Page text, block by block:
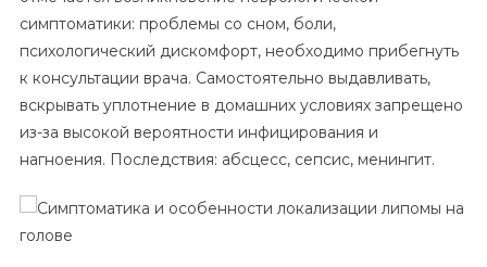
симптоматики: проблемы со сном, боли,
психологический дискомфорт, необходимо прибегнуть
к консультации врача. Самостоятельно выдавливать,
вскрывать уплотнение в домашних условиях запрещено
из-за высокой вероятности инфицирования и
нагноения. Последствия: абсцесс, сепсис, менингит.